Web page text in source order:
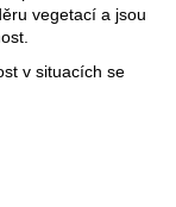
vegetací a jsou
v situacích se